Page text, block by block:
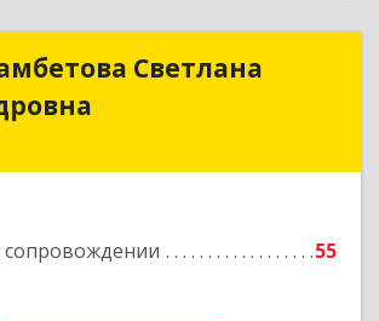
Светлана
сопровождении 55
Светлана
Подробнее